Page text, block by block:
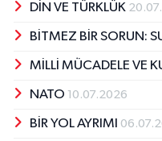
DİN VE TÜRKLÜK
BİTMEZ BİR SORUN:
MİLLİ MÜCADELE VE
NATO 10.07.2026
BİR YOL AYRIMI